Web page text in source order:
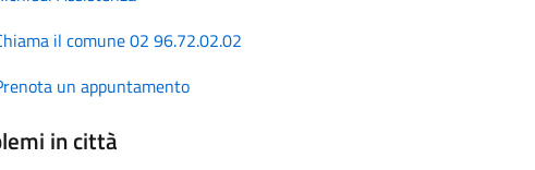
il comune 02 96.72.02.02
un appuntamento
in città